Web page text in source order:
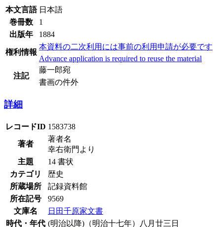
本文言語 日本語
巻冊数
1
出版年
1884
権利情報
本資料の二次利用には事前の利用申請が必要です
Advance application is required to reuse the material
注記
藤一郎宛
書画の件外
詳細
レコードID 1583738
著者
著者名
幸右衛門より
主題
14 書状
カテゴリ
歴史
所蔵場所
記録資料館
所在記号
9569
文庫名
日田千原家文書
時代・年代 (明治以降)（明治十七年）八月廿三日